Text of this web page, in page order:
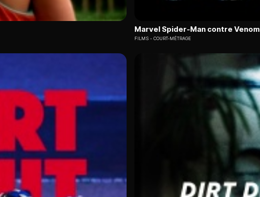
Marvel Spider-Man contre Venom
FILMS COURT-MÉTRAGE